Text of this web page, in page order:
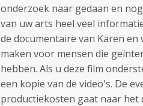
onderzoek naar gedaan en
van uw arts heel veel
de documentaire van Karen
maken voor mensen die
hebben. Als u deze film
een kopie van de video's. De
productiekosten gaat naar